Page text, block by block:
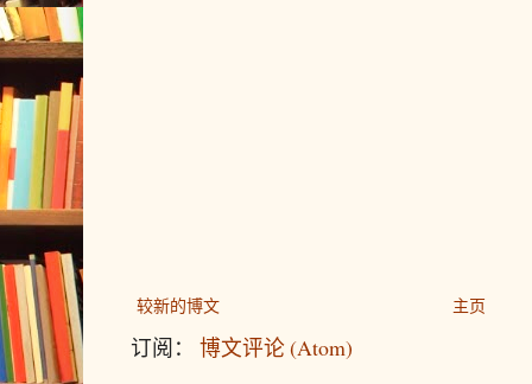
较新的博文 主页
订阅： 博文评论 (Atom)